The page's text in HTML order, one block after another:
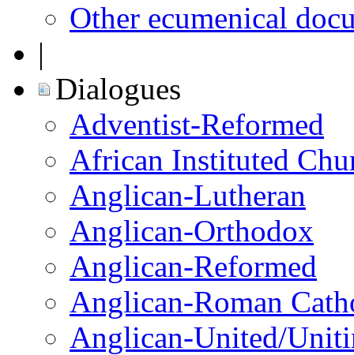
Other ecumenical
|
Dialogues
Adventist-Reformed
African Instituted
Anglican-Lutheran
Anglican-Orthodox
Anglican-Reformed
Anglican-Roman
Anglican-United/